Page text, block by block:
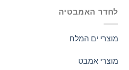
לחדר האמבטיה
מוצרי ים המלח
מוצרי אמבט